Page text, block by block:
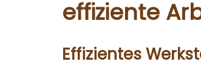
effiziente
Effizientes